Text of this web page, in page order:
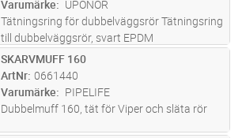
Varumärke
UPONOR
Tätningsring för dubbelväggsrör Tätningsring
till dubbelväggsrör, svart EPDM
ST Lägg i kundvagn
SKARVMUFF 160
ArtNr 0661440
Varumärke
PIPELIFE
Dubbelmuff 160, tät för Viper och släta rör